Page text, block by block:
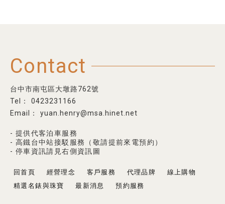
Contact
台中市南屯區大墩路762號
0423231166
yuan.henry@msa.hinet.net
- 提供代客泊車服務
- 高鐵台中站接駁服務（敬請提前來電預約）
- 停車資訊請見右側資訊圖
回首頁 經營理念 客戶服務 代理品牌
線上購物
精選名錶與珠寶
最新消息 預約服務